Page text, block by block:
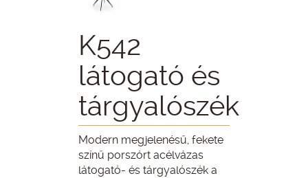
K542
látogató és
tárgyalószék
Modern megjelenésű, fekete
színű porszórt acélvázas
látogató- és tárgyalószék a